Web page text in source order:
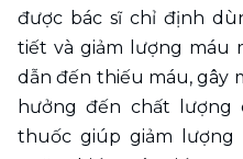
được bác sĩ chỉ định
tiết và giảm lượng máu
dẫn đến thiếu máu, gây
hưởng đến chất lượng
thuốc giúp giảm lượng